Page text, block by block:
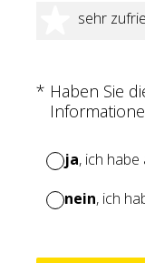
sehr
5
* Haben Sie
(Erforderlich.)
ja, ich
nein, ich